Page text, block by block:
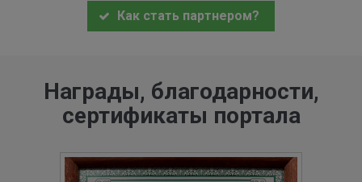
Как стать партнером?
Награды, благодарности,
сертификаты портала